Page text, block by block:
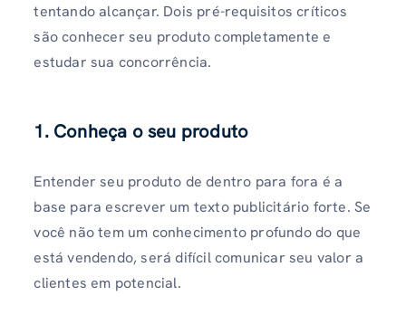
tentando alcançar. Dois pré-requisitos críticos
são conhecer seu produto completamente e
estudar sua concorrência.
1. Conheça o seu produto
Entender seu produto de dentro para fora é a
base para escrever um texto publicitário forte. Se
você não tem um conhecimento profundo do que
está vendendo, será difícil comunicar seu valor a
clientes em potencial.